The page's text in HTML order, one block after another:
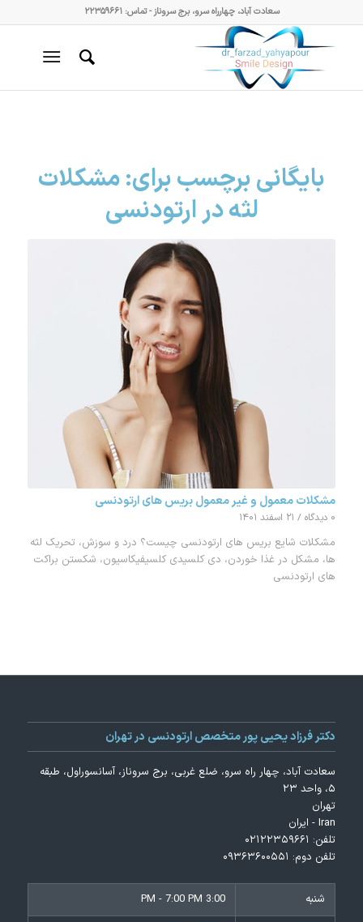
سعادت آباد، چهارراه سرو، برج سروناز - تماس: ۲۲۳۵۹۶۶۱
بایگانی برچسب برای:مشکلات
لثه در ارتودنسی
مشکلات معمول و غیر معمول بریس های ارتودنسی
۰ دیدگاه / ۲۱ اسفند ۱۴۰۱
مشکلات شایع بریس های ارتودنسی چیست؟ درد و سوزش، تحریک لثه
ها، مشکل در غذا خوردن، دی کلسیدی کلسیفیکاسیون، شکستن براکت
های ارتودنسی
دکتر فرزاد یحیی پور متخصص ارتودنسی در تهران
سعادت آباد، چهار راه سرو، ضلع غربی، برج سروناز، آسانسوراول، طبقه
۵، واحد ۲۳
تهران
Iran - ایران
تلفن: ۰۲۱۲۲۳۵۹۶۶۱
تلفن دوم: ۰۹۳۶۳۶۰۰۵۵۱
شنبه
3:00 PM - 7:00 PM